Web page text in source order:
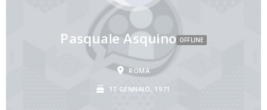
Pasquale Asquino OFFLINE
ROMA
17 GENNAIO, 1971